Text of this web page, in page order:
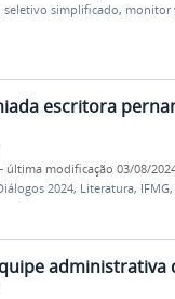
seletivo simplificado, monitor
escritora
última modificação 03/08/
2024, Literatura, IFMG,